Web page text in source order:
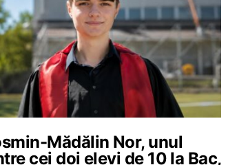
Mădălin Nor, unul
cei doi elevi de 10 la Bac,